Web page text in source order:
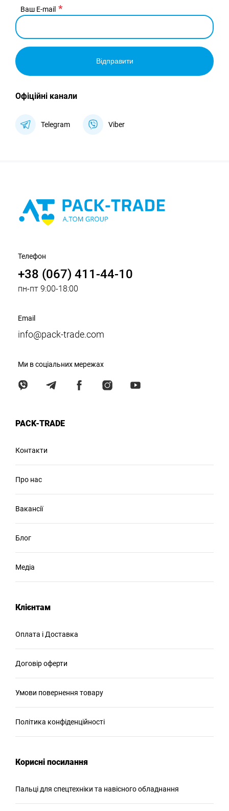
Ваш E-mail
Відправити
Офіційні канали
Telegram Viber
Телефон
+38 (067) 411-44-10
пн-пт 9:00-18:00
Email
info@pack-trade.com
Ми в соціальних мережах
PACK-TRADE
Контакти
Про нас
Вакансії
Блог
Медіа
Клієнтам
Оплата і Доставка
Договір оферти
Умови повернення товару
Політика конфіденційності
Корисні посилання
Пальці для спецтехніки та навісного обладнання